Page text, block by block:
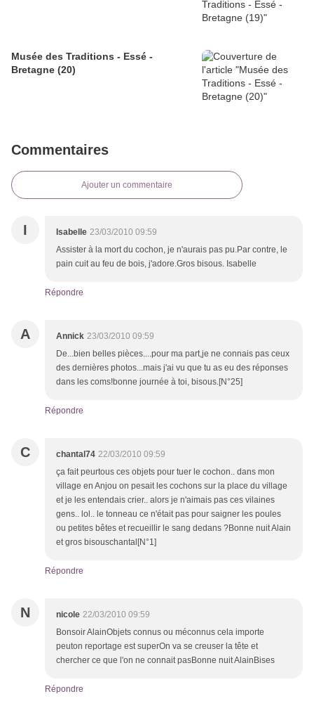
Musée des Traditions - Essé -
Bretagne (20)
Commentaires
Ajouter un commentaire
I Isabelle 23/03/2010 09:59
Assister à la mort du cochon, je n'aurais pas pu.Par contre, le
pain cuit au feu de bois, j'adore.Gros bisous. Isabelle
Répondre
A Annick 23/03/2010 09:59
De...bien belles pièces....pour ma part,je ne connais pas ceux
des dernières photos...mais j'ai vu que tu as eu des réponses
dans les coms!bonne journée à toi, bisous.[N°25]
Répondre
C chantal74 22/03/2010 09:59
ça fait peurtous ces objets pour tuer le cochon.. dans mon
village en Anjou on pesait les cochons sur la place du village
et je les entendais crier.. alors je n'aimais pas ces vilaines
gens.. lol.. le tonneau ce n'était pas pour saigner les poules
ou petites bêtes et recueillir le sang dedans ?Bonne nuit Alain
et gros bisouschantal[N°1]
Répondre
N nicole 22/03/2010 09:59
Bonsoir AlainObjets connus ou méconnus cela importe
peuton reportage est superOn va se creuser la tête et
chercher ce que l'on ne connait pasBonne nuit AlainBises
Répondre